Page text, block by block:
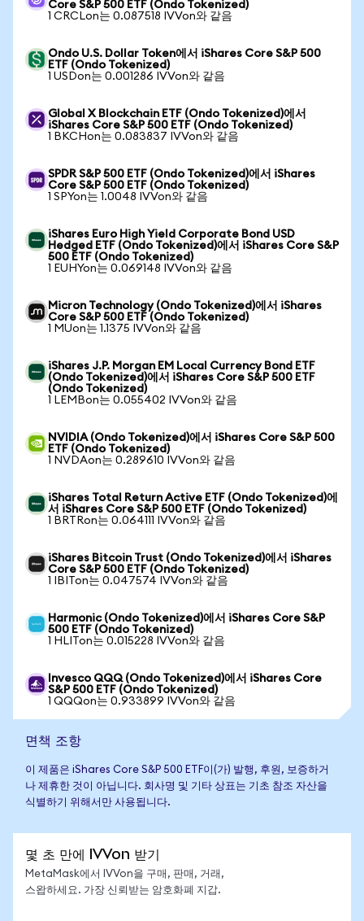
Core S&P 500 ETF (Ondo Tokenized)
1 CRCLon는 0.087518 IVVon와 같음
Ondo U.S. Dollar Token에서 iShares Core S&P 500
ETF (Ondo Tokenized)
1 USDon는 0.001286 IVVon와 같음
Global X Blockchain ETF (Ondo Tokenized)에서
iShares Core S&P 500 ETF (Ondo Tokenized)
1 BKCHon는 0.083837 IVVon와 같음
SPDR S&P 500 ETF (Ondo Tokenized)에서 iShares
Core S&P 500 ETF (Ondo Tokenized)
1 SPYon는 1.0048 IVVon와 같음
iShares Euro High Yield Corporate Bond USD
Hedged ETF (Ondo Tokenized)에서 iShares Core S&P
500 ETF (Ondo Tokenized)
1 EUHYon는 0.069148 IVVon와 같음
Micron Technology (Ondo Tokenized)에서 iShares
Core S&P 500 ETF (Ondo Tokenized)
1 MUon는 1.1375 IVVon와 같음
iShares J.P. Morgan EM Local Currency Bond ETF
(Ondo Tokenized)에서 iShares Core S&P 500 ETF
(Ondo Tokenized)
1 LEMBon는 0.055402 IVVon와 같음
NVIDIA (Ondo Tokenized)에서 iShares Core S&P 500
ETF (Ondo Tokenized)
1 NVDAon는 0.289610 IVVon와 같음
iShares Total Return Active ETF (Ondo Tokenized)에
서 iShares Core S&P 500 ETF (Ondo Tokenized)
1 BRTRon는 0.064111 IVVon와 같음
iShares Bitcoin Trust (Ondo Tokenized)에서 iShares
Core S&P 500 ETF (Ondo Tokenized)
1 IBITon는 0.047574 IVVon와 같음
Harmonic (Ondo Tokenized)에서 iShares Core S&P
500 ETF (Ondo Tokenized)
1 HLITon는 0.015228 IVVon와 같음
Invesco QQQ (Ondo Tokenized)에서 iShares Core
S&P 500 ETF (Ondo Tokenized)
1 QQQon는 0.933899 IVVon와 같음
면책 조항
이 제품은 iShares Core S&P 500 ETF이(가) 발행, 후원, 보증하거
나 제휴한 것이 아닙니다. 회사명 및 기타 상표는 기초 참조 자산을
식별하기 위해서만 사용됩니다.
몇 초 만에 IVVon 받기
MetaMask에서 IVVon을 구매, 판매, 거래,
스왑하세요. 가장 신뢰받는 암호화폐 지갑.